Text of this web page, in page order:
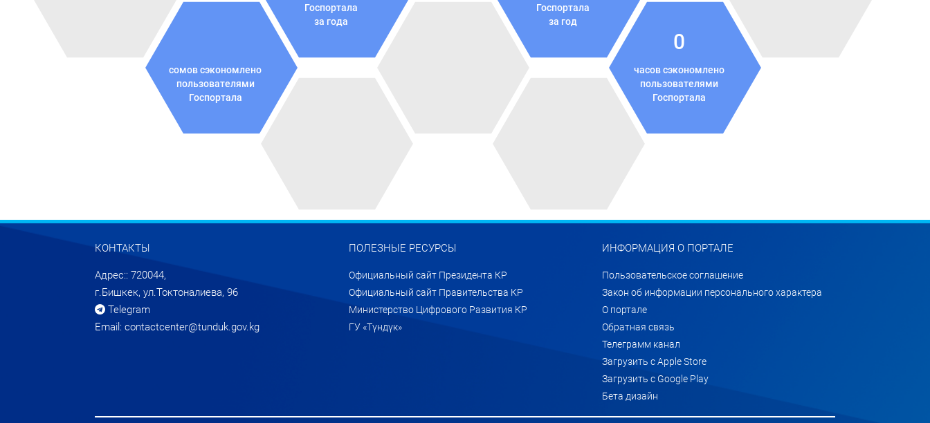
Госпортала
за года
Госпортала
за год
сомов сэкономлено
пользователями
Госпортала
0
часов сэкономлено
пользователями
Госпортала
КОНТАКТЫ
Адрес:: 720044,
г.Бишкек, ул.Токтоналиева, 96
Telegram
Email: contactcenter@tunduk.gov.kg
ПОЛЕЗНЫЕ РЕСУРСЫ
Официальный сайт Президента КР
Официальный сайт Правительства КР
Министерство Цифрового Развития КР
ГУ «Түндүк»
ИНФОРМАЦИЯ О ПОРТАЛЕ
Пользовательское соглашение
Закон об информации персонального характера
О портале
Обратная связь
Телеграмм канал
Загрузить с Apple Store
Загрузить с Google Play
Бета дизайн